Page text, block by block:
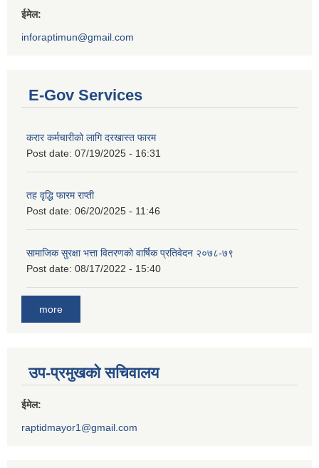
ईमेल:
inforaptimun@gmail.com
E-Gov Services
करार कर्मचारीको लागि दरखास्त फारम
Post date: 07/19/2025 - 16:31
तह वृद्धि फारम राप्ती
Post date: 06/20/2025 - 11:46
सामाजिक सुरक्षा भत्ता वितरणको वार्षिक प्रतिवेदन २०७८-७९
Post date: 08/17/2022 - 15:40
more
उप-प्रमुखको सचिवालय
ईमेल:
raptidmayor1@gmail.com